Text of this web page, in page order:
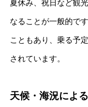
夏休み、祝日など観
なることが一般的で
こともあり、乗る予
されています。
天候・海況によ